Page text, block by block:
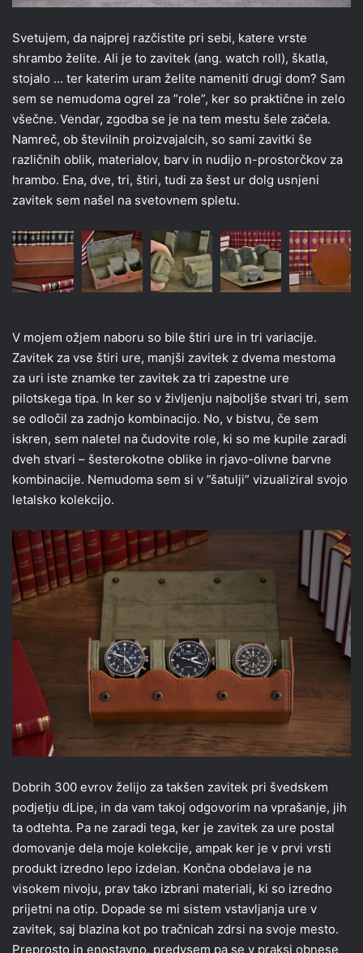
Svetujem, da najprej razčistite pri sebi, katere vrste
shrambo želite. Ali je to zavitek (ang. watch roll), škatla,
stojalo … ter katerim uram želite nameniti drugi dom? Sam
sem se nemudoma ogrel za ”role”, ker so praktične in zelo
všečne. Vendar, zgodba se je na tem mestu šele začela.
Namreč, ob številnih proizvajalcih, so sami zavitki še
različnih oblik, materialov, barv in nudijo n-prostorčkov za
hrambo. Ena, dve, tri, štiri, tudi za šest ur dolg usnjeni
zavitek sem našel na svetovnem spletu.
V mojem ožjem naboru so bile štiri ure in tri variacije.
Zavitek za vse štiri ure, manjši zavitek z dvema mestoma
za uri iste znamke ter zavitek za tri zapestne ure
pilotskega tipa. In ker so v življenju najboljše stvari tri, sem
se odločil za zadnjo kombinacijo. No, v bistvu, če sem
iskren, sem naletel na čudovite role, ki so me kupile zaradi
dveh stvari – šesterokotne oblike in rjavo-olivne barvne
kombinacije. Nemudoma sem si v ”šatulji” vizualiziral svojo
letalsko kolekcijo.
Dobrih 300 evrov želijo za takšen zavitek pri švedskem
podjetju dLipe, in da vam takoj odgovorim na vprašanje, jih
ta odtehta. Pa ne zaradi tega, ker je zavitek za ure postal
domovanje dela moje kolekcije, ampak ker je v prvi vrsti
produkt izredno lepo izdelan. Končna obdelava je na
visokem nivoju, prav tako izbrani materiali, ki so izredno
prijetni na otip. Dopade se mi sistem vstavljanja ure v
zavitek, saj blazina kot po tračnicah zdrsi na svoje mesto.
Preprosto in enostavno, predvsem pa se v praksi obnese